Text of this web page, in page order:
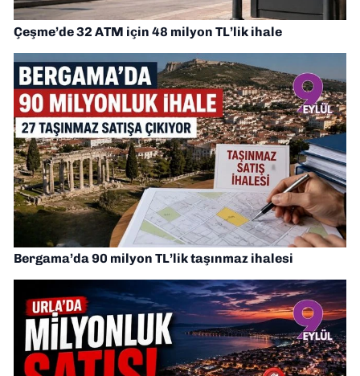
Çeşme’de 32 ATM için 48 milyon TL’lik ihale
Bergama’da 90 milyon TL’lik taşınmaz ihalesi